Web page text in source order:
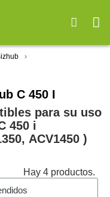
C 450 I
para su uso
450 i
ACV1450 )
Hay 4 productos.